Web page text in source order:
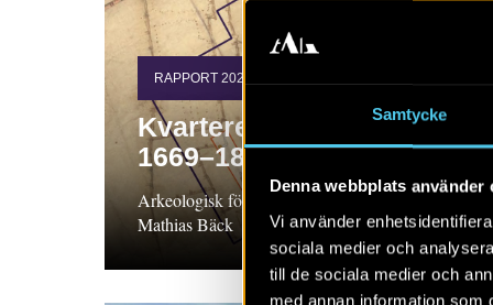
Samtycke
Denna webbplats använder
Vi använder
sociala medier och
till de sociala medier och
med annan information som
RAPPORT 2022:114
Kvarteret Vasaskolan år
1669–1869
Arkeologisk förundersökning, Gästrikland
Mathias Bäck